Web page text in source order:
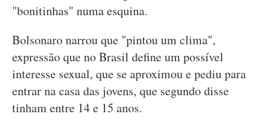
"bonitinhas" numa esquina.
Bolsonaro narrou que "pintou um clima",
expressão que no Brasil define um possível
interesse sexual, que se aproximou e pediu para
entrar na casa das jovens, que segundo disse
tinham entre 14 e 15 anos.